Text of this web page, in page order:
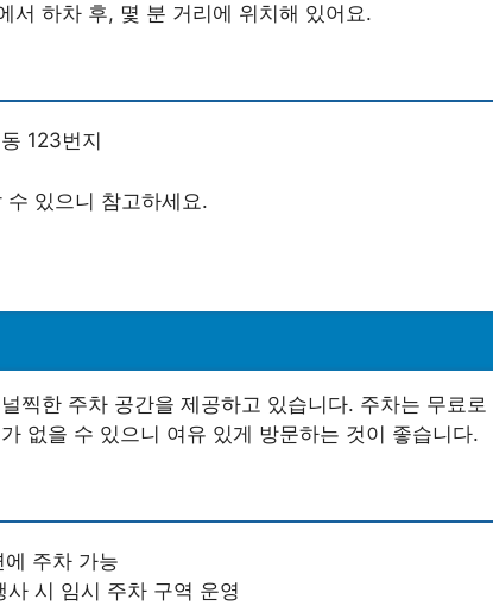
서 하차 후, 몇 분 거리에 위치해 있어요.
123번지
있으니 참고하세요.
찍한 주차 공간을 제공하고 있습니다. 주차는 무료로
없을 수 있으니 여유 있게 방문하는 것이 좋습니다.
주차 가능
사 시 임시 주차 구역 운영